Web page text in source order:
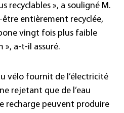
recyclables », a souligné M.
être entièrement recyclée,
vingt fois plus faible
», a-t-il assuré.
vélo fournit de l’électricité
rejetant que de l’eau
recharge peuvent produire